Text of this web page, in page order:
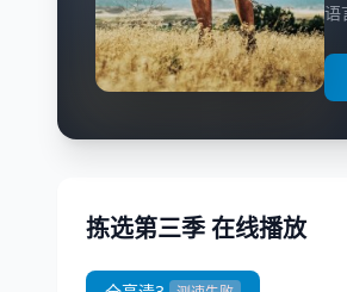
语
拣选第三季 在线播放